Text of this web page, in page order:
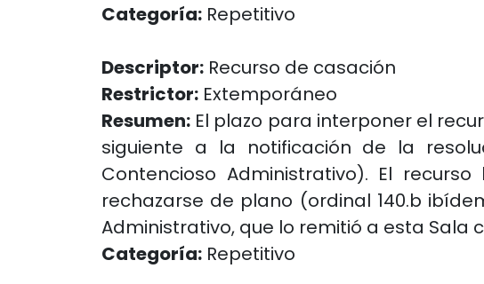
Categoría: Repetitivo
Descriptor: Recurso de casación
Restrictor: Extemporáneo
Resumen: El plazo para interponer el
siguiente a la notificación de la
Contencioso Administrativo). El
rechazarse de plano (ordinal 140.b
Administrativo, que lo remitió a esta Sala
Categoría: Repetitivo